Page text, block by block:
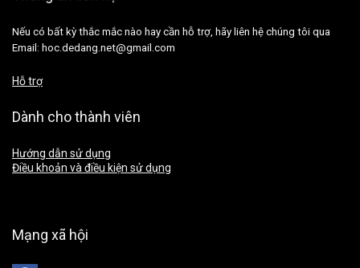
Nếu có bất kỳ thắc mắc nào hay cần hỗ trợ, hãy liên hệ chúng tôi qua
Email: hoc.dedang.net@gmail.com
Hỗ trợ
Dành cho thành viên
Hướng dẫn sử dụng
Điều khoản và điều kiện sử dụng
Mạng xã hội